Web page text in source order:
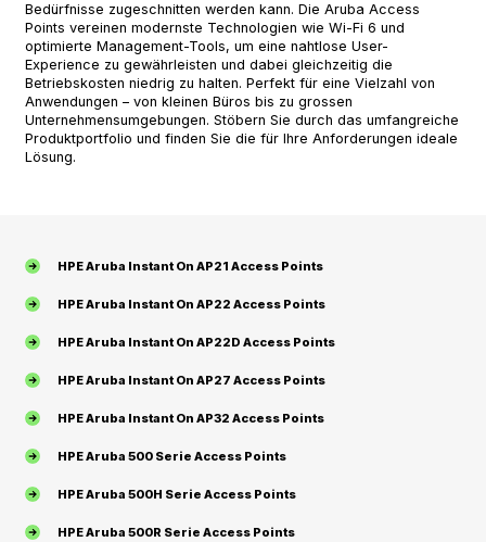
Bedürfnisse zugeschnitten werden kann. Die Aruba Access
Points vereinen modernste Technologien wie Wi-Fi 6 und
optimierte Management-Tools, um eine nahtlose User-
Experience zu gewährleisten und dabei gleichzeitig die
Betriebskosten niedrig zu halten. Perfekt für eine Vielzahl von
Anwendungen – von kleinen Büros bis zu grossen
Unternehmensumgebungen. Stöbern Sie durch das umfangreiche
Produktportfolio und finden Sie die für Ihre Anforderungen ideale
Lösung.
HPE Aruba Instant On AP21 Access Points
HPE Aruba Instant On AP22 Access Points
HPE Aruba Instant On AP22D Access Points
HPE Aruba Instant On AP27 Access Points
HPE Aruba Instant On AP32 Access Points
HPE Aruba 500 Serie Access Points
HPE Aruba 500H Serie Access Points
HPE Aruba 500R Serie Access Points